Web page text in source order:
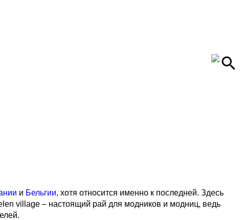
и Бельгии, хотя относится именно к последней. Здесь
village – настоящий рай для модников и модниц, ведь